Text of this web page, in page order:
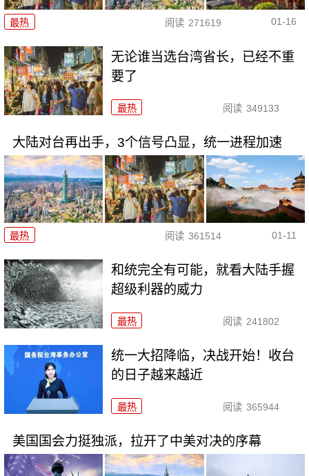
最热 阅读 271619 01-16
无论谁当选台湾省长，已经不重
要了
最热 阅读 349133
大陆对台再出手，3个信号凸显，统一进程加速
最热 阅读 361514 01-11
和统完全有可能，就看大陆手握
超级利器的威力
最热 阅读 241802
统一大招降临，决战开始！收台
的日子越来越近
最热 阅读 365944
美国国会力挺独派，拉开了中美对决的序幕